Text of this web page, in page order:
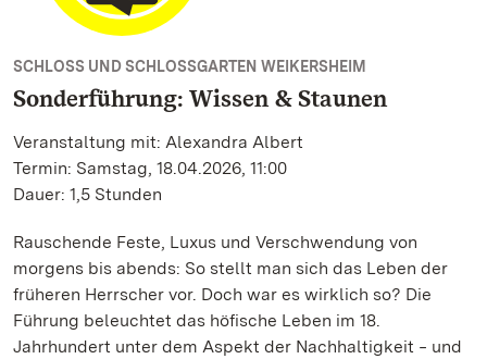
SCHLOSS UND SCHLOSSGARTEN WEIKERSHEIM
Sonderführung: Wissen & Staunen
Veranstaltung mit: Alexandra Albert
Termin: Samstag, 18.04.2026, 11:00
Dauer: 1,5 Stunden
Rauschende Feste, Luxus und Verschwendung von
morgens bis abends: So stellt man sich das Leben der
früheren Herrscher vor. Doch war es wirklich so? Die
Führung beleuchtet das höfische Leben im 18.
Jahrhundert unter dem Aspekt der Nachhaltigkeit ‒ und